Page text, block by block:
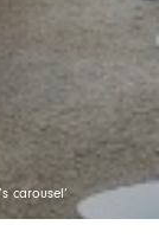
carousel’